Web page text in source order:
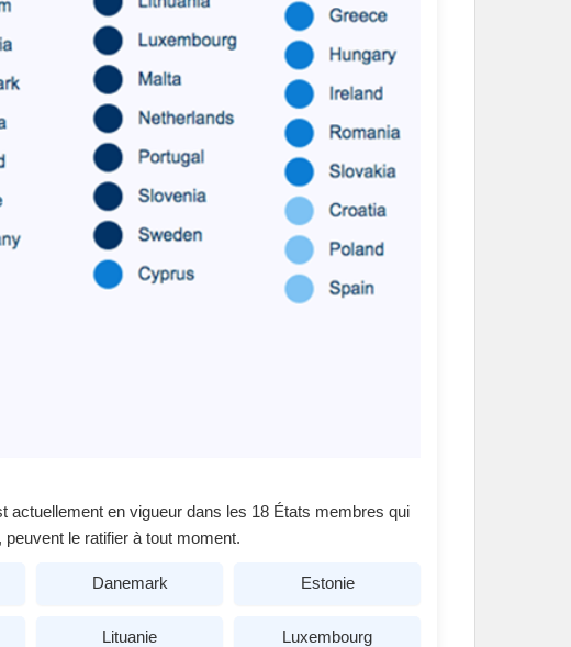
actuellement en vigueur dans les 18 États membres qui
le ratifier à tout moment.
Danemark Estonie
Lituanie Luxembourg